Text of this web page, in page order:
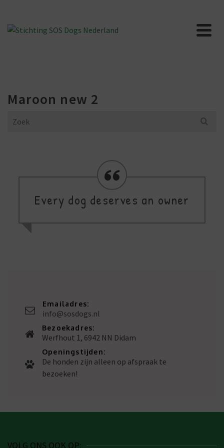
Maroon new 2
Search
Every dog deserves an owner
Emailadres:
info@sosdogs.nl
Bezoekadres:
Werfhout 1, 6942 NN Didam
Openingstijden:
De honden zijn alleen op afspraak te
bezoeken!
VOLG ONS OOK OP: